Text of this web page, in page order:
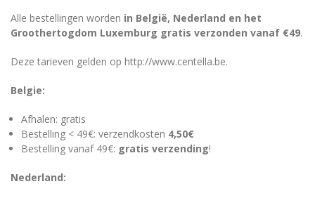
Alle bestellingen worden in België, Nederland en het
Groothertogdom Luxemburg gratis verzonden vanaf €49.
Deze tarieven gelden op http://www.centella.be.
Belgie:
Afhalen: gratis
Bestelling < 49€: verzendkosten 4,50€
Bestelling vanaf 49€: gratis verzending!
Nederland: